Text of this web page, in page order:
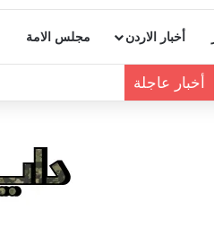
أخبار الاردن مجلس الامة
أخبار عاجلة